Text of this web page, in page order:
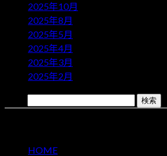
2025年10月
2025年8月
2025年5月
2025年4月
2025年3月
2025年2月
HOME